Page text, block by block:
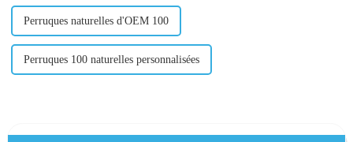
Perruques naturelles d'OEM 100
Perruques 100 naturelles personnalisées